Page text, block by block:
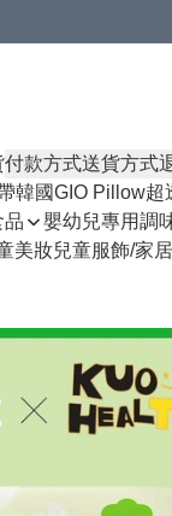
付款方式送貨方式
韓國GIO Pillow超
品
嬰幼兒專用調
美妝兒童服飾/家